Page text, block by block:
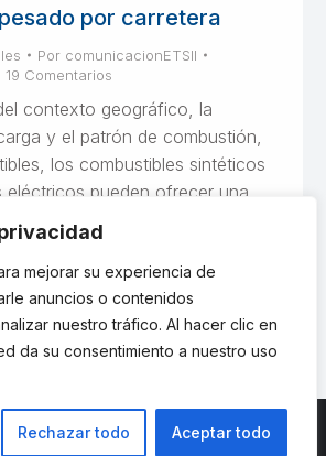
mejorar su experiencia de
anuncios o contenidos
nuestro tráfico. Al hacer clic en
da su consentimiento a nuestro uso
Rechazar todo Aceptar todo
por carretera
Por comunicacionETSII
19 Comentarios
contexto geográfico, la
y el patrón de combustión,
los combustibles sintéticos
pueden ofrecer una
de las emisiones. No
respuesta aplicable a todos los